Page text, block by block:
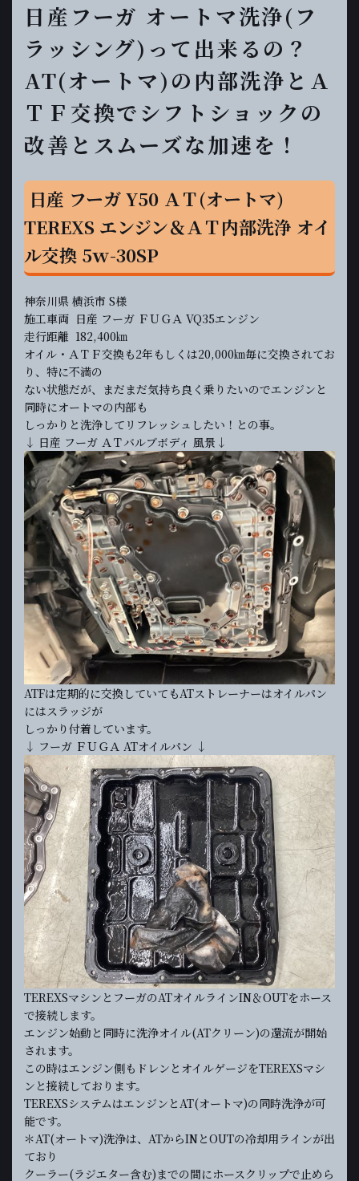
日産フーガ オートマ洗浄(フ
ラッシング)って出来るの？
AT(オートマ)の内部洗浄とＡ
ＴＦ交換でシフトショックの
改善とスムーズな加速を！
日産 フーガ Y50 ＡＴ(オートマ)
TEREXS エンジン＆ＡＴ内部洗浄 オイ
ル交換 5ｗ-30SP
神奈川県 横浜市 S様
施工車両 日産 フーガ ＦＵＧＡ VQ35エンジン
走行距離 182,400㎞
オイル・ＡＴＦ交換も2年もしくは20,000㎞毎に交換されてお
り、特に不満の
ない状態だが、まだまだ気持ち良く乗りたいのでエンジンと
同時にオートマの内部も
しっかりと洗浄してリフレッシュしたい！との事。
↓ 日産 フーガ ＡＴバルブボディ 風景↓
ATFは定期的に交換していてもATストレーナーはオイルパン
にはスラッジが
しっかり付着しています。
↓ フーガ ＦＵＧＡ ATオイルパン ↓
TEREXSマシンとフーガのATオイルラインIN＆OUTをホース
で接続します。
エンジン始動と同時に洗浄オイル(ATクリーン)の還流が開始
されます。
この時はエンジン側もドレンとオイルゲージをTEREXSマシ
ンと接続しております。
TEREXSシステムはエンジンとAT(オートマ)の同時洗浄が可
能です。
＊AT(オートマ)洗浄は、ATからINとOUTの冷却用ラインが出
ており
クーラー(ラジエター含む)までの間にホースクリップで止めら